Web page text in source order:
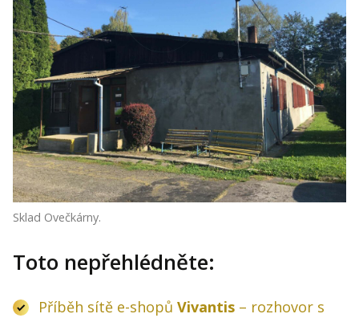
Sklad Ovečkárny.
Toto nepřehlédněte:
Příběh sítě e-shopů Vivantis – rozhovor s